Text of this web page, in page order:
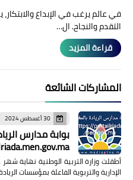
في عالم يرغب في الإبداع
التقدم والنجاح. ال…
قراءة المزيد
المشاركات الشائعة
30 أغسطس 2024
بوابة مدارس
أطقلت وزارة التربية الوطنية نهاية
الإدارية والتربوية الفاعلة بمؤسسات